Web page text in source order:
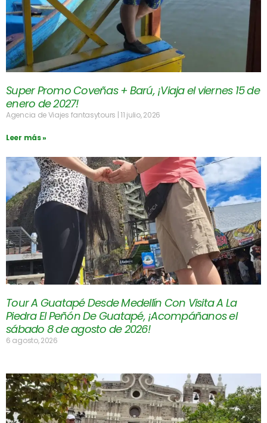
Super Promo Coveñas + Barú, ¡Viaja el viernes 15 de
enero de 2027!
Agencia de Viajes fantasytours 11 julio, 2026
Leer más »
Tour A Guatapé Desde Medellín Con Visita A La
Piedra El Peñón De Guatapé, ¡Acompáñanos el
sábado 8 de agosto de 2026!
6 agosto, 2026